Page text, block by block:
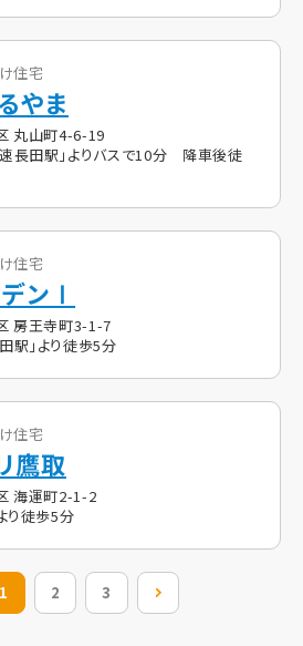
住宅
やま
丸山町4-6-19
長田駅」よりバスで10分 降車後徒
住宅
ンⅠ
房王寺町3-1-7
駅」より徒歩5分
住宅
鷹取
海運町2-1-2
り徒歩5分
件
1 2 3